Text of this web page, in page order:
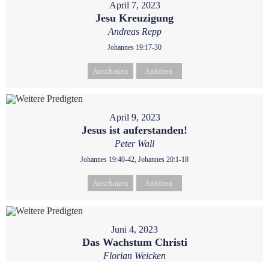
April 7, 2023
Jesu Kreuzigung
Andreas Repp
Johannes 19:17-30
Anschauen Anhören
April 9, 2023
Jesus ist auferstanden!
Peter Wall
Johannes 19:40-42, Johannes 20:1-18
Anschauen Anhören
Juni 4, 2023
Das Wachstum Christi
Florian Weicken